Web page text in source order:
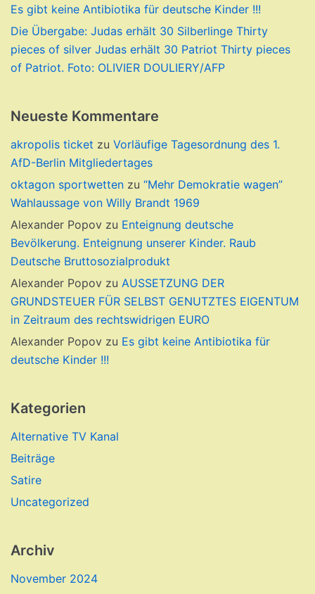
Es gibt keine Antibiotika für deutsche Kinder !!!
Die Übergabe: Judas erhält 30 Silberlinge Thirty
pieces of silver Judas erhält 30 Patriot Thirty pieces
of Patriot. Foto: OLIVIER DOULIERY/AFP
Neueste Kommentare
akropolis ticket zu Vorläufige Tagesordnung des 1.
AfD-Berlin Mitgliedertages
oktagon sportwetten zu “Mehr Demokratie wagen”
Wahlaussage von Willy Brandt 1969
Alexander Popov zu Enteignung deutsche
Bevölkerung. Enteignung unserer Kinder. Raub
Deutsche Bruttosozialprodukt
Alexander Popov zu AUSSETZUNG DER
GRUNDSTEUER FÜR SELBST GENUTZTES EIGENTUM
in Zeitraum des rechtswidrigen EURO
Alexander Popov zu Es gibt keine Antibiotika für
deutsche Kinder !!!
Kategorien
Alternative TV Kanal
Beiträge
Satire
Uncategorized
Archiv
November 2024